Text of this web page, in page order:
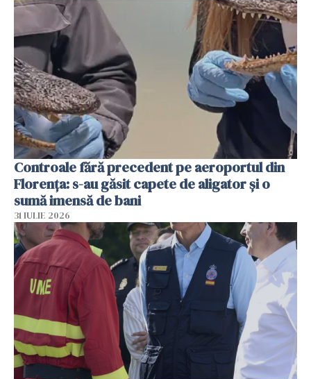
Controale fără precedent pe aeroportul din
Florența: s-au găsit capete de aligator și o
sumă imensă de bani
31 IULIE 2026